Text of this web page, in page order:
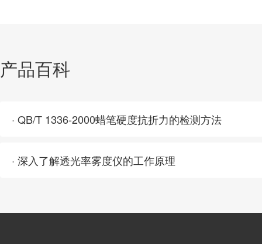
产品百科
· QB/T 1336-2000蜡笔硬度抗折力的检测方法
· 深入了解透光率雾度仪的工作原理